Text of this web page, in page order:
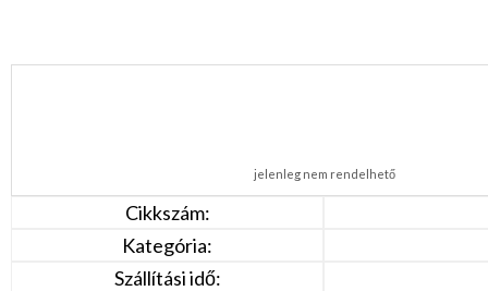
jelenleg nem rendelhető
Cikkszám:
Kategória:
Szállítási idő: